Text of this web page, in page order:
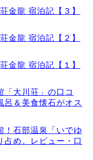
金龍 宿泊記【３】
金龍 宿泊記【２】
金龍 宿泊記【１】
「大川荘」の口コ
呂＆美食懐石がオス
！石部温泉「いでゆ
占め。レビュー・口